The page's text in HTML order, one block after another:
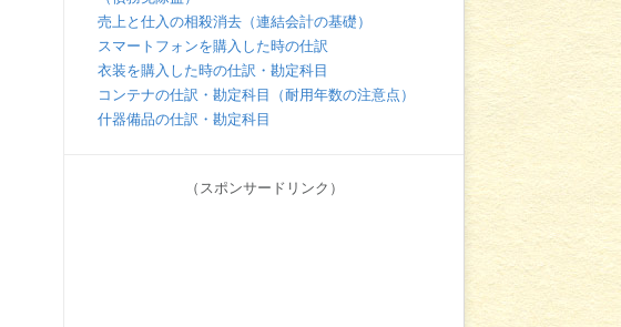
売上と仕入の相殺消去（連結会計の基礎）
スマートフォンを購入した時の仕訳
衣装を購入した時の仕訳・勘定科目
コンテナの仕訳・勘定科目（耐用年数の注意点）
什器備品の仕訳・勘定科目
（スポンサードリンク）